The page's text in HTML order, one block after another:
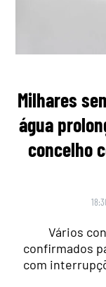
Milhares
água
concelho
Vários
confirmados
com